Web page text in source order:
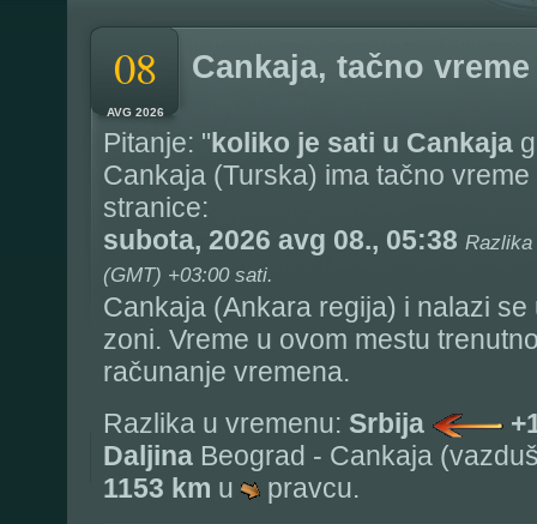
08
AVG 2026
Cankaja, tačno vreme
Pitanje: "koliko je sati u Cankaja
Cankaja (Turska) ima tačno
stranice:
subota, 2026 avg 08., 05:38 Razlika
(GMT) +03:00 sati.
Cankaja (Ankara regija) i nalazi
zoni. Vreme u ovom mestu
računanje vremena.
Razlika u vremenu: Srbija
Daljina Beograd - Cankaja
1153 km u pravcu.